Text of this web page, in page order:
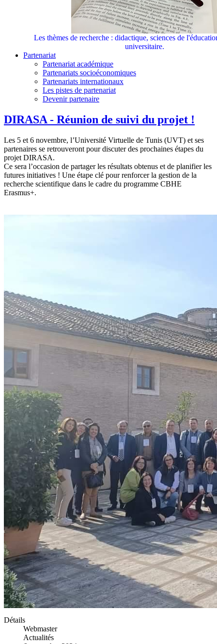
Les thèmes de recherche : didactique, sciences de
universitaire.
Partenariat
Partenariat académique
Partenariats socioéconomiques
Partenariats internationaux
Les pistes de partenariat
Devenir partenaire
DIRASA - Réunion de suivi du projet !
Les 5 et 6 novembre, l’Université Virtuelle de Tunis (UVT) et ses
partenaires se retrouveront pour discuter des prochaines étapes du
projet DIRASA.
Ce sera l’occasion de partager les résultats obtenus et de planifier les
futures initiatives ! Une étape clé pour renforcer la gestion de la
recherche scientifique dans le cadre du programme CBHE
Erasmus+.
Détails
Webmaster
Actualités